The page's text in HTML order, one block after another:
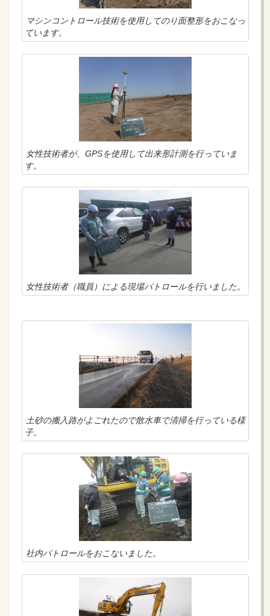
マシンコントロール技術を使用してのり面整形をおこなっ
ています。
女性技術者が、GPSを使用して出来形計測を行っていま
す。
女性技術者（職員）による現場パトロールを行いました。
土砂の搬入路がよごれたので散水車で清掃を行っている様
子。
社内パトロールをおこないました。